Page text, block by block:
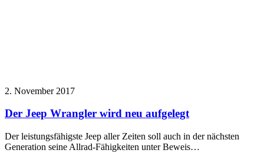
2. November 2017
Der Jeep Wrangler wird neu aufgelegt
Der leistungsfähigste Jeep aller Zeiten soll auch in der nächsten
Generation seine Allrad-Fähigkeiten unter Beweis…